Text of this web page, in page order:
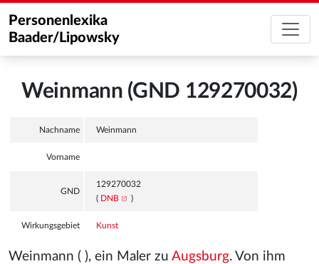
Personenlexika
Baader/Lipowsky
Weinmann (GND 129270032)
Nachname Weinmann
Vorname
GND
129270032
( DNB )
Wirkungsgebiet Kunst
Weinmann ( ), ein Maler zu Augsburg. Von ihm